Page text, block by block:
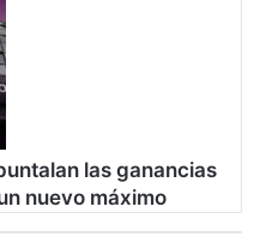
las ganancias
nuevo máximo